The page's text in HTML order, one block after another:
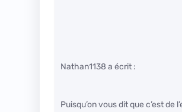
Nathan1138 a écrit :
Puisqu’on vous dit que c’est